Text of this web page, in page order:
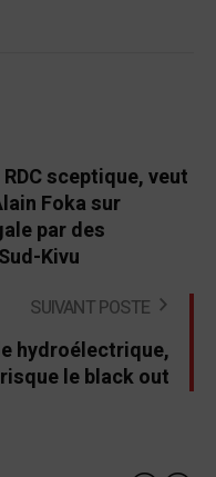
sceptique, veut
Foka sur
par des
Kivu
SUIVANT POSTE
hydroélectrique,
le black out